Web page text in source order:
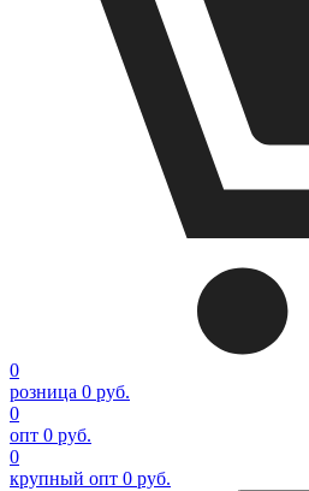
0
розница 0 руб.
0
опт 0 руб.
0
крупный опт 0 руб.